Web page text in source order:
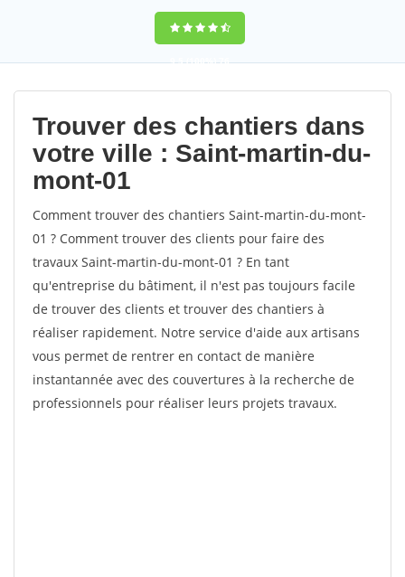
9,5(100%)76
votes
Trouver des chantiers dans
votre ville : Saint-martin-du-
mont-01
Comment trouver des chantiers Saint-martin-du-mont-
01 ? Comment trouver des clients pour faire des
travaux Saint-martin-du-mont-01 ? En tant
qu'entreprise du bâtiment, il n'est pas toujours facile
de trouver des clients et trouver des chantiers à
réaliser rapidement. Notre service d'aide aux artisans
vous permet de rentrer en contact de manière
instantannée avec des couvertures à la recherche de
professionnels pour réaliser leurs projets travaux.